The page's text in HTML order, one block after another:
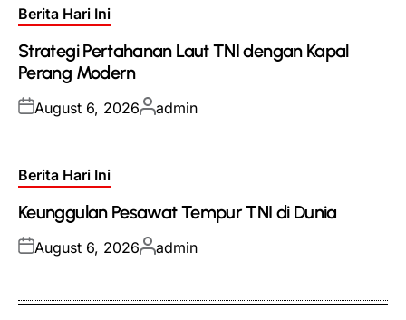
Posted
Berita Hari Ini
Strategi Pertahanan Laut TNI dengan Kapal
Perang Modern
Posted
August 6, 2026Posted
admin
Posted
Berita Hari Ini
Keunggulan Pesawat Tempur TNI di Dunia
Posted
August 6, 2026Posted
admin